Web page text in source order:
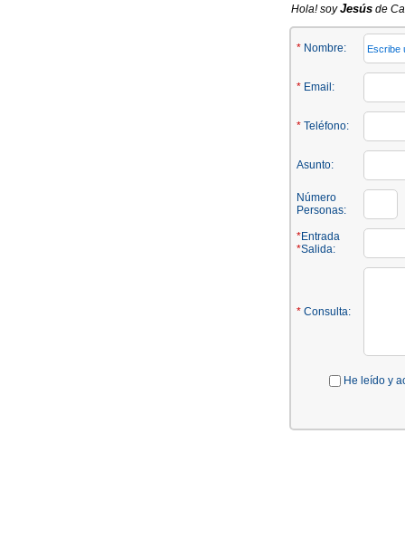
Hola! soyJesús de
* Nombre:
* Email:
* Teléfono:
Asunto:
Número
Personas:
*Entrada
*Salida:
* Consulta:
He leído y